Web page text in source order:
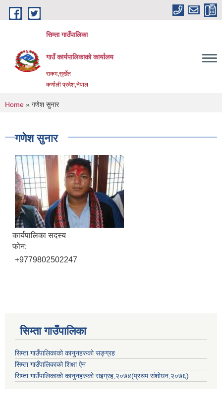
Skip to main content
सिम्ता गाउँपालिका
गाउँ कार्यपालिकाको कार्यालय
राकम,सुर्खेत
कर्णाली प्रदेश,नेपाल
You are here
Home » गणेश सुनार
गणेश सुनार
कार्यपालिका सदस्य
फोन:
+9779802502247
सिम्ता गाउँपालिका
सिम्ता गाउँपालिकाको कानुनहरुको सङ्ग्रह
सिम्ता गाउँपालिकाको शिक्षा ऐन
सिम्ता गाउँपालिकाको कानुनहरुको सइग्रह,२०७४(प्रथम संशोधन,२०७६)